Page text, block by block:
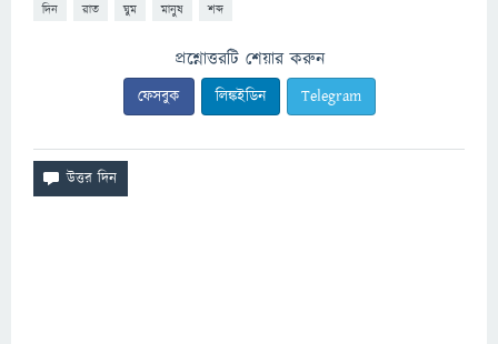
দিন রাত ঘুম মানুষ শব্দ
প্রশ্নোত্তরটি শেয়ার করুন
ফেসবুক লিঙ্কইডিন Telegram